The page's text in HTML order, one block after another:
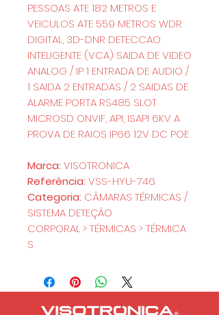
PESSOAS ATE 182 METROS E
VEICULOS ATE 559 METROS WDR
DIGITAL, 3D-DNR DETECCAO
INTELIGENTE (VCA) SAIDA DE VIDEO
ANALOG / IP 1 ENTRADA DE AUDIO /
1 SAIDA 2 ENTRADAS / 2 SAIDAS DE
ALARME PORTA RS485 SLOT
MICROSD ONVIF, API, ISAPI 6KV A
PROVA DE RAIOS IP66 12V DC POE
Marca: VISOTRONICA
Referência: VSS-HYU-746
Categoria: CÂMARAS TÉRMICAS /
SISTEMA DETEÇÃO
CORPORAL > TÉRMICAS > TÉRMICA
S